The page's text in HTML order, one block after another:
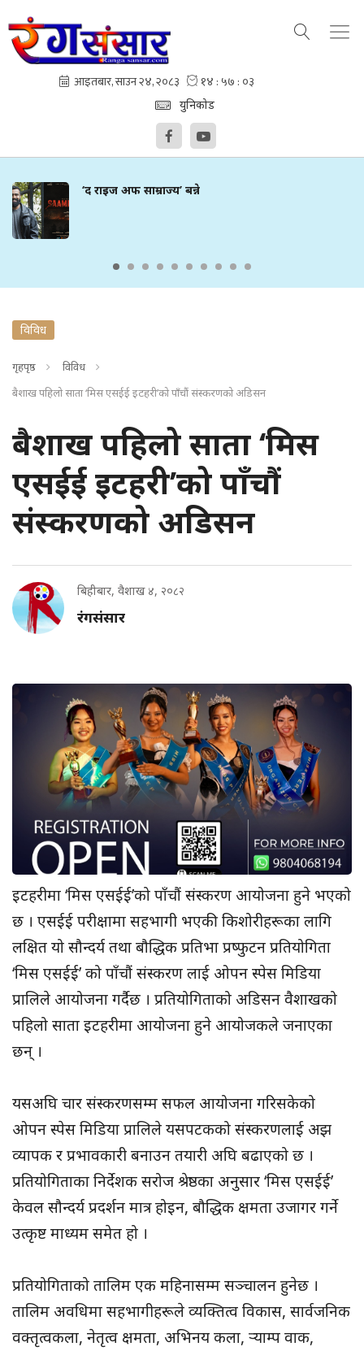
युनिकोड
‘द राइज अफ साम्राज्य’ बन्ने
विविध
गृहपृष्ठ
विविध
बैशाख पहिलो साता ‘मिस एसईई इटहरी’को पाँचौं संस्करणको अडिसन
बैशाख पहिलो साता ‘मिस
एसईई इटहरी’को पाँचौं
संस्करणको अडिसन
बिहीबार, वैशाख ४, २०८२
रंगसंसार
इटहरीमा ‘मिस एसईई’को पाँचौं संस्करण आयोजना हुने भएको
छ । एसईई परीक्षामा सहभागी भएकी किशोरीहरूका लागि
लक्षित यो सौन्दर्य तथा बौद्धिक प्रतिभा प्रष्फुटन प्रतियोगिता
‘मिस एसईई’ को पाँचौं संस्करण लाई ओपन स्पेस मिडिया
प्रालिले आयोजना गर्दैछ । प्रतियोगिताको अडिसन वैशाखको
पहिलो साता इटहरीमा आयोजना हुने आयोजकले जनाएका
छन् ।
यसअघि चार संस्करणसम्म सफल आयोजना गरिसकेको
ओपन स्पेस मिडिया प्रालिले यसपटकको संस्करणलाई अझ
व्यापक र प्रभावकारी बनाउन तयारी अघि बढाएको छ ।
प्रतियोगिताका निर्देशक सरोज श्रेष्ठका अनुसार ‘मिस एसईई’
केवल सौन्दर्य प्रदर्शन मात्र होइन, बौद्धिक क्षमता उजागर गर्ने
उत्कृष्ट माध्यम समेत हो ।
प्रतियोगिताको तालिम एक महिनासम्म सञ्चालन हुनेछ ।
तालिम अवधिमा सहभागीहरूले व्यक्तित्व विकास, सार्वजनिक
वक्तृत्वकला, नेतृत्व क्षमता, अभिनय कला, र्‍याम्प वाक,